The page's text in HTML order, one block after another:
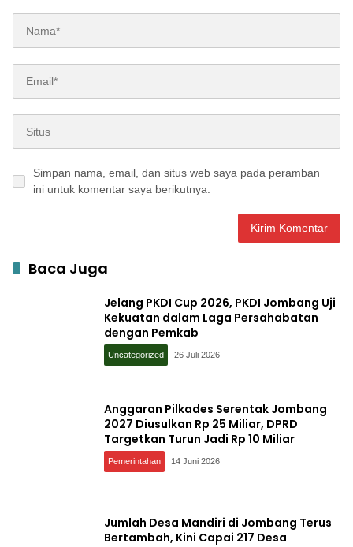
Simpan nama, email, dan situs web saya pada peramban
ini untuk komentar saya berikutnya.
Baca Juga
Jelang PKDI Cup 2026, PKDI Jombang Uji
Kekuatan dalam Laga Persahabatan
dengan Pemkab
Uncategorized 26 Juli 2026
Anggaran Pilkades Serentak Jombang
2027 Diusulkan Rp 25 Miliar, DPRD
Targetkan Turun Jadi Rp 10 Miliar
Pemerintahan 14 Juni 2026
Jumlah Desa Mandiri di Jombang Terus
Bertambah, Kini Capai 217 Desa